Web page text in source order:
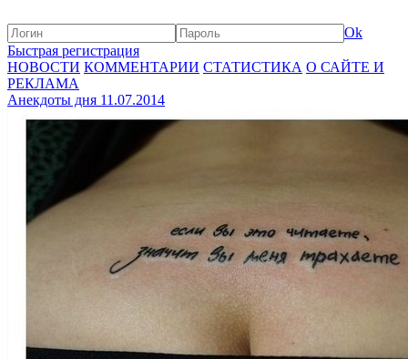
Ok
Быстрая регистрация
НОВОСТИ КОММЕНТАРИИ СТАТИСТИКА О САЙТЕ И
РЕКЛАМА
Анекдоты дня 11.07.2014